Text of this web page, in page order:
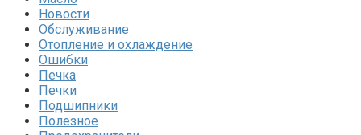
Новости
Обслуживание
Отопление и охлаждение
Ошибки
Печка
Печки
Подшипники
Полезное